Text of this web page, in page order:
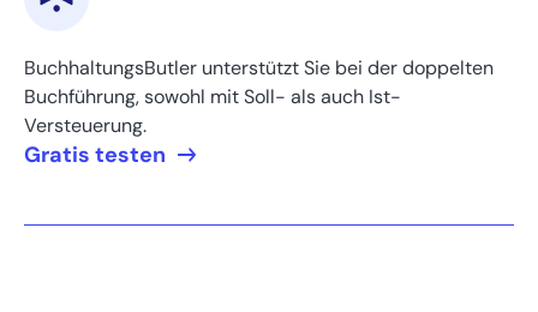
BuchhaltungsButler unterstützt Sie bei der doppelten
Buchführung, sowohl mit Soll- als auch Ist-
Versteuerung.
Gratis testen